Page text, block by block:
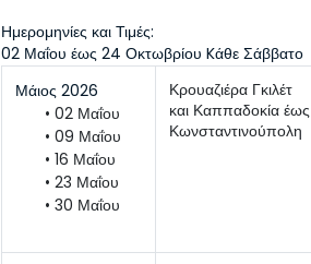
Ημερομηνίες και Τιμές:
02 Μαΐου έως 24 Οκτωβρίου Kάθε Σάββατο
Μάιος 2026
02 Μαΐου
09 Μαΐου
16 Μαΐου
23 Μαΐου
30 Μαΐου
Κρουαζιέρα Γκιλέτ
και Καππαδοκία έως
Κωνσταντινούπολη